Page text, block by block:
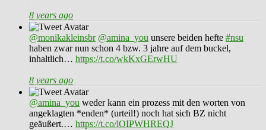
8 years ago
@monikakleinsbr @amina_you unsere beiden hefte #nsu
haben zwar nun schon 4 bzw. 3 jahre auf dem buckel,
inhaltlich… https://t.co/wkKxGErwHU
8 years ago
@amina_you weder kann ein prozess mit den worten von
angeklagten *enden* (urteil!) noch hat sich BZ nicht
geäußert.… https://t.co/lOIPWHREQJ